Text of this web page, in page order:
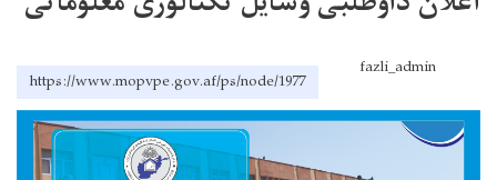
fazli_admin
https://www.mopvpe.gov.af/ps/node/1977